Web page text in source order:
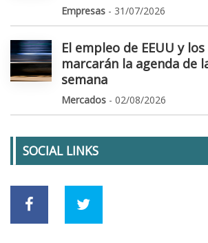
Empresas - 31/07/2026
El empleo de EEUU y
marcarán la agenda de
semana
Mercados - 02/08/2026
SOCIAL LINKS